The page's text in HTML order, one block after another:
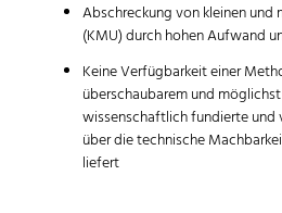
Abschreckung von kleinen und
(KMU) durch hohen Aufwand
Keine Verfügbarkeit einer
überschaubarem und
wissenschaftlich fundierte und
über die technische
liefert